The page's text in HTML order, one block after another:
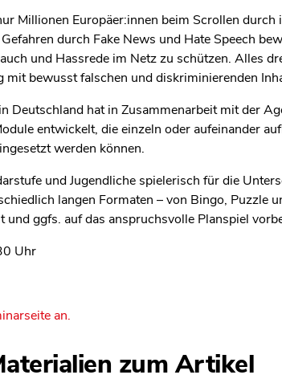
Millionen Europäer:innen beim Scrollen
durch Fake News und Hate Speech
und Hassrede im Netz zu schützen. Alles
bewusst falschen und diskriminierenden
Deutschland hat in Zusammenarbeit mit der
entwickelt, die einzeln oder aufeinander
werden können.
und Jugendliche spielerisch für die
langen Formaten – von Bingo, Puzzle
ggfs. auf das anspruchsvolle Planspiel
Uhr
an.
zum Artikel